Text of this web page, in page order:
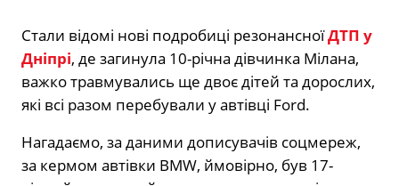
Стали відомі нові подробиці резонансноїДТП у
Дніпрі, де загинула 10-річна дівчинка Мілана,
важко травмувались ще двоє дітей та дорослих,
які всі разом перебували у автівці Ford.
Нагадаємо, за даними дописувачів соцмереж,
за кермом автівки BMW, ймовірно, був 17-